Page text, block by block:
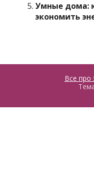
Умные дома:
экономить
Все про